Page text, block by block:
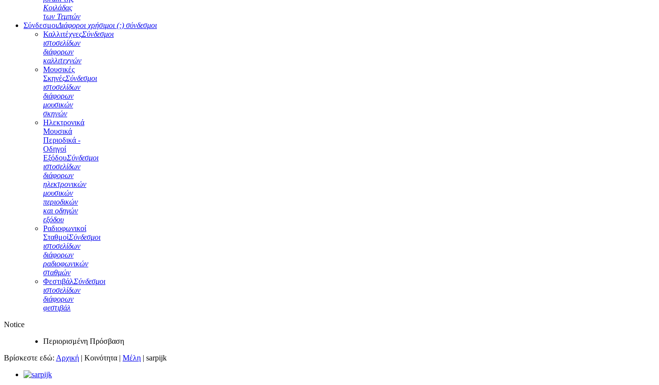
Κοιλάδας
των Τεμπών
ΣύνδεσμοιΔιάφοροι χρήσιμοι (;) σύνδεσμοι
ΚαλλιτέχνεςΣύνδεσμοι
ιστοσελίδων
διάφορων
καλλιτεχνών
Μουσικές
ΣκηνέςΣύνδεσμοι
ιστοσελίδων
διάφορων
μουσικών
σκηνών
Ηλεκτρονικά
Μουσικά
Περιοδικά -
Οδηγοί
ΕξόδουΣύνδεσμοι
ιστοσελίδων
διάφορων
ηλεκτρονικών
μουσικών
περιοδικών
και οδηγών
εξόδου
Ραδιοφωνικοί
ΣταθμοίΣύνδεσμοι
ιστοσελίδων
διάφορων
ραδιοφωνικών
σταθμών
ΦεστιβάλΣύνδεσμοι
ιστοσελίδων
διάφορων
φεστιβάλ
Notice
Περιορισμένη Πρόσβαση
Βρίσκεστε εδώ: Αρχική | Κοινότητα | Μέλη | sarpijk